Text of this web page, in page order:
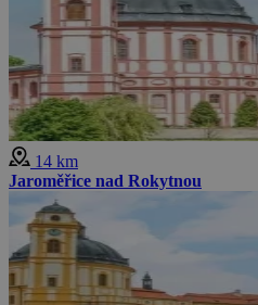
14 km
Jaroměřice nad Rokytnou